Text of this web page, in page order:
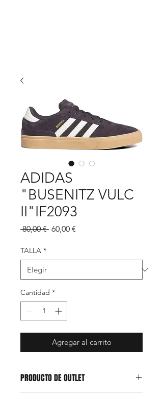
ADIDAS
"BUSENITZ VULC
II"IF2093
80,00 € Precio
60,00 €
TALLA *
Cantidad *
Agregar al carrito
PRODUCTO DE OUTLET